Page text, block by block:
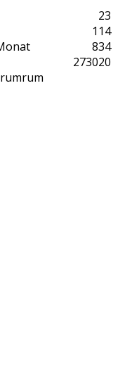
23
114
834
273020